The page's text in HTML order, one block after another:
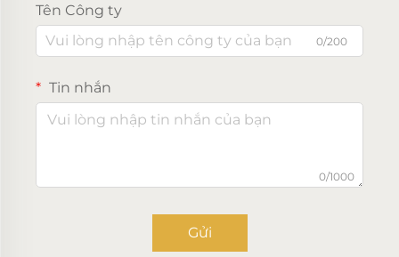
Tên Công ty
0/200
Tin nhắn
0/1000
Gửi